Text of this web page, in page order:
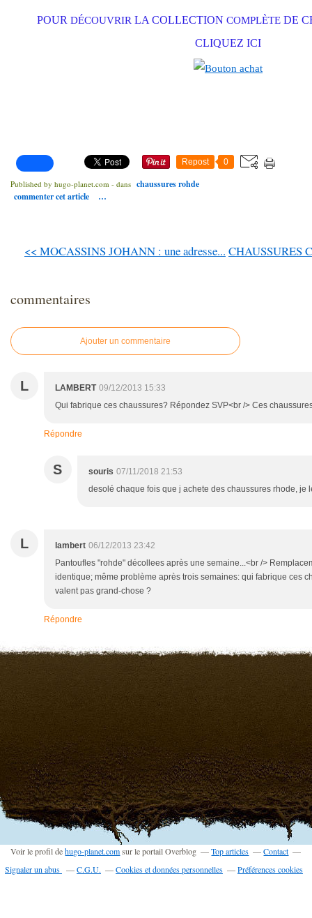
POURDÉCOUVRIR LA COLLECTIONCOMPLÈTE DE
CLIQUEZ ICI
Repost 0
Published by hugo-planet.com - dans chaussures rohde
commenter cet article
…
<< MOCASSINS JOHANN : une adresse... CHAUSSURES
commentaires
Ajouter un commentaire
L LAMBERT 09/12/2013 15:33
Qui fabrique ces chaussures? Répondez SVP<br /> Ces
Répondre
S souris 07/11/2018 21:53
desolé chaque fois que j achete des chaussures rhode, je
L lambert 06/12/2013 23:42
Pantoufles "rohde" décollees après une semaine...<br />
identique; même problème après trois semaines: qui fabrique ces
valent pas grand-chose ?
Répondre
Voir le profil dehugo-planet.comsur le portail Overblog Top articles
Contact
Signaler un abus
C.G.U. Cookies et données personnelles Préférences cookies